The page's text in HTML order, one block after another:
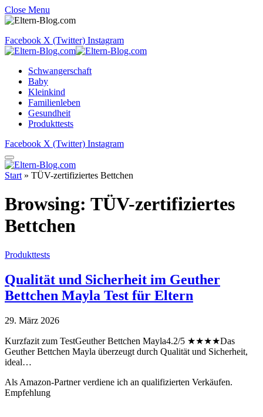
Close Menu
Facebook X (Twitter) Instagram
Schwangerschaft
Baby
Kleinkind
Familienleben
Gesundheit
Produkttests
Facebook X (Twitter) Instagram
Start » TÜV-zertifiziertes Bettchen
Browsing: TÜV-zertifiziertes
Bettchen
Produkttests
Qualität und Sicherheit im Geuther
Bettchen Mayla Test für Eltern
29. März 2026
Kurzfazit zum TestGeuther Bettchen Mayla4.2/5 ★★★★Das
Geuther Bettchen Mayla überzeugt durch Qualität und Sicherheit,
ideal…
Als Amazon-Partner verdiene ich an qualifizierten Verkäufen.
Empfehlung